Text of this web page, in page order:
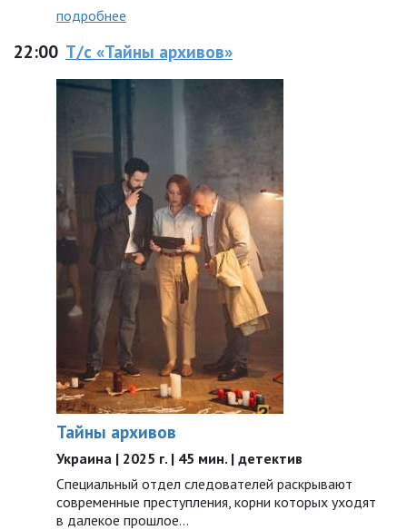
подробнее
22:00 Т/с «Тайны архивов»
Тайны архивов
Украина | 2025 г. | 45 мин. | детектив
Специальный отдел следователей раскрывают
современные преступления, корни которых уходят
в далекое прошлое…